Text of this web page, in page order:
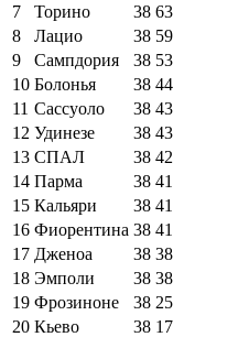
7
Торино 38 63
8
Лацио 38 59
9
Сампдория 38 53
10 Болонья 38 44
11 Сассуоло 38 43
12 Удинезе 38 43
13 СПАЛ 38 42
14 Парма 38 41
15 Кальяри 38 41
16 Фиорентина 38 41
17 Дженоа 38 38
18 Эмполи 38 38
19 Фрозиноне 38 25
20 Кьево 38 17